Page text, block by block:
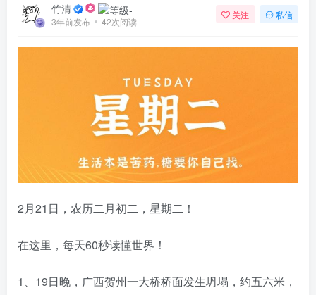
竹清
3年前发布 42次阅读
关注 私信
2月21日，农历二月初二，星期二！
在这里，每天60秒读懂世界！
1、19日晚，广西贺州一大桥桥面发生坍塌，约五六米，